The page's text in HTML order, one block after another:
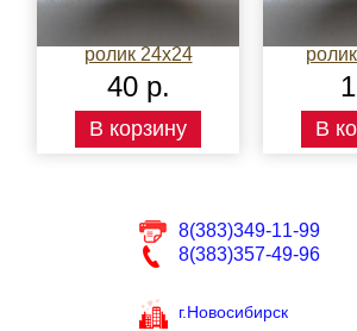
8(383)349-11-99
8(383)357-49-96
г.Новосибирск
ролик 24х24
40 р.
В корзину В